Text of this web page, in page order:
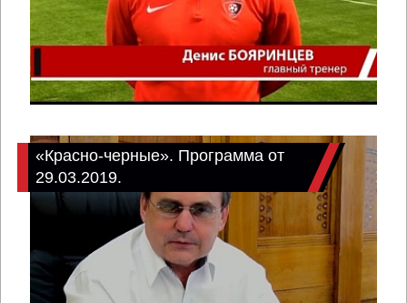
«Красно-черные». Программа от
29.03.2019.